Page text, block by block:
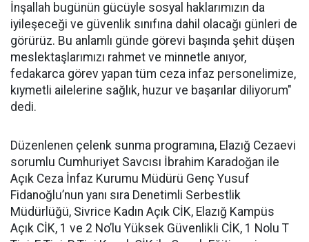
İnşallah bugünün gücüyle sosyal haklarımızın da
iyileşeceği ve güvenlik sınıfına dahil olacağı günleri de
görürüz. Bu anlamlı günde görevi başında şehit düşen
meslektaşlarımızı rahmet ve minnetle anıyor,
fedakarca görev yapan tüm ceza infaz personelimize,
kıymetli ailelerine sağlık, huzur ve başarılar diliyorum"
dedi.
Düzenlenen çelenk sunma programına, Elazığ Cezaevi
sorumlu Cumhuriyet Savcısı İbrahim Karadoğan ile
Açık Ceza İnfaz Kurumu Müdürü Genç Yusuf
Fidanoğlu’nun yanı sıra Denetimli Serbestlik
Müdürlüğü, Sivrice Kadın Açık CİK, Elazığ Kampüs
Açık CİK, 1 ve 2 No’lu Yüksek Güvenlikli CİK, 1 Nolu T